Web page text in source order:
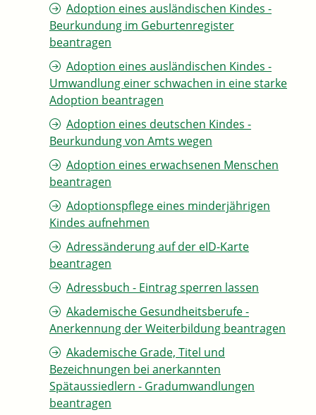
Adoption eines ausländischen Kindes -
Beurkundung im Geburtenregister
beantragen
Adoption eines ausländischen Kindes -
Umwandlung einer schwachen in eine starke
Adoption beantragen
Adoption eines deutschen Kindes -
Beurkundung von Amts wegen
Adoption eines erwachsenen Menschen
beantragen
Adoptionspflege eines minderjährigen
Kindes aufnehmen
Adressänderung auf der eID-Karte
beantragen
Adressbuch - Eintrag sperren lassen
Akademische Gesundheitsberufe -
Anerkennung der Weiterbildung beantragen
Akademische Grade, Titel und
Bezeichnungen bei anerkannten
Spätaussiedlern - Gradumwandlungen
beantragen